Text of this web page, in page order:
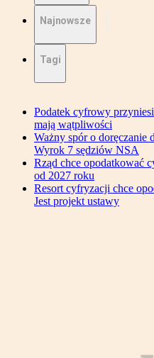
Najnowsze
Tagi
Podatek cyfrowy
mają wątpliwości
Ważny spór o doręczanie
Wyrok 7 sędziów NSA
Rząd chce opodatkować
od 2027 roku
Resort cyfryzacji chce
Jest projekt ustawy